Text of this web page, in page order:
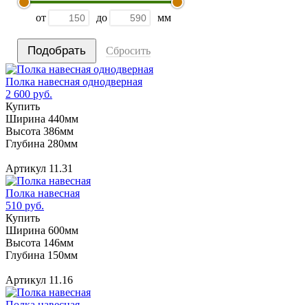
от до мм
Сбросить
Полка навесная однодверная
2 600 руб.
Купить
Ширина 440мм
Высота 386мм
Глубина 280мм
Артикул 11.31
Полка навесная
510 руб.
Купить
Ширина 600мм
Высота 146мм
Глубина 150мм
Артикул 11.16